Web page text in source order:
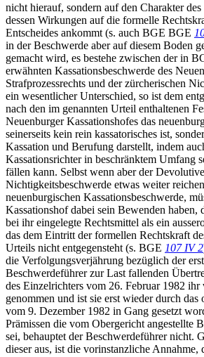
nicht hierauf, sondern auf den Charakter
dessen Wirkungen auf die formelle
Entscheides ankommt (s. auch BGE BGE
in der Beschwerde aber auf diesem Boden
gemacht wird, es bestehe zwischen der in
erwähnten Kassationsbeschwerde des
Strafprozessrechts und der zürcherischen
ein wesentlicher Unterschied, so ist dem
nach den im genannten Urteil enthaltenen
Neuenburger Kassationshofes das
seinerseits kein rein kassatorisches ist,
Kassation und Berufung darstellt, indem
Kassationsrichter in beschränktem Umfang
fällen kann. Selbst wenn aber der
Nichtigkeitsbeschwerde etwas weiter
neuenburgischen Kassationsbeschwerde,
Kassationshof dabei sein Bewenden haben,
bei ihr eingelegte Rechtsmittel als ein
das dem Eintritt der formellen Rechtskraft
Urteils nicht entgegensteht (s. BGE 107 IV 2
die Verfolgungsverjährung bezüglich der
Beschwerdeführer zur Last fallenden
des Einzelrichters vom 26. Februar 1982 ihr
genommen und ist sie erst wieder durch
vom 9. Dezember 1982 in Gang gesetzt
Prämissen die vom Obergericht angestellte
sei, behauptet der Beschwerdeführer nicht.
dieser aus, ist die vorinstanzliche Annahme,